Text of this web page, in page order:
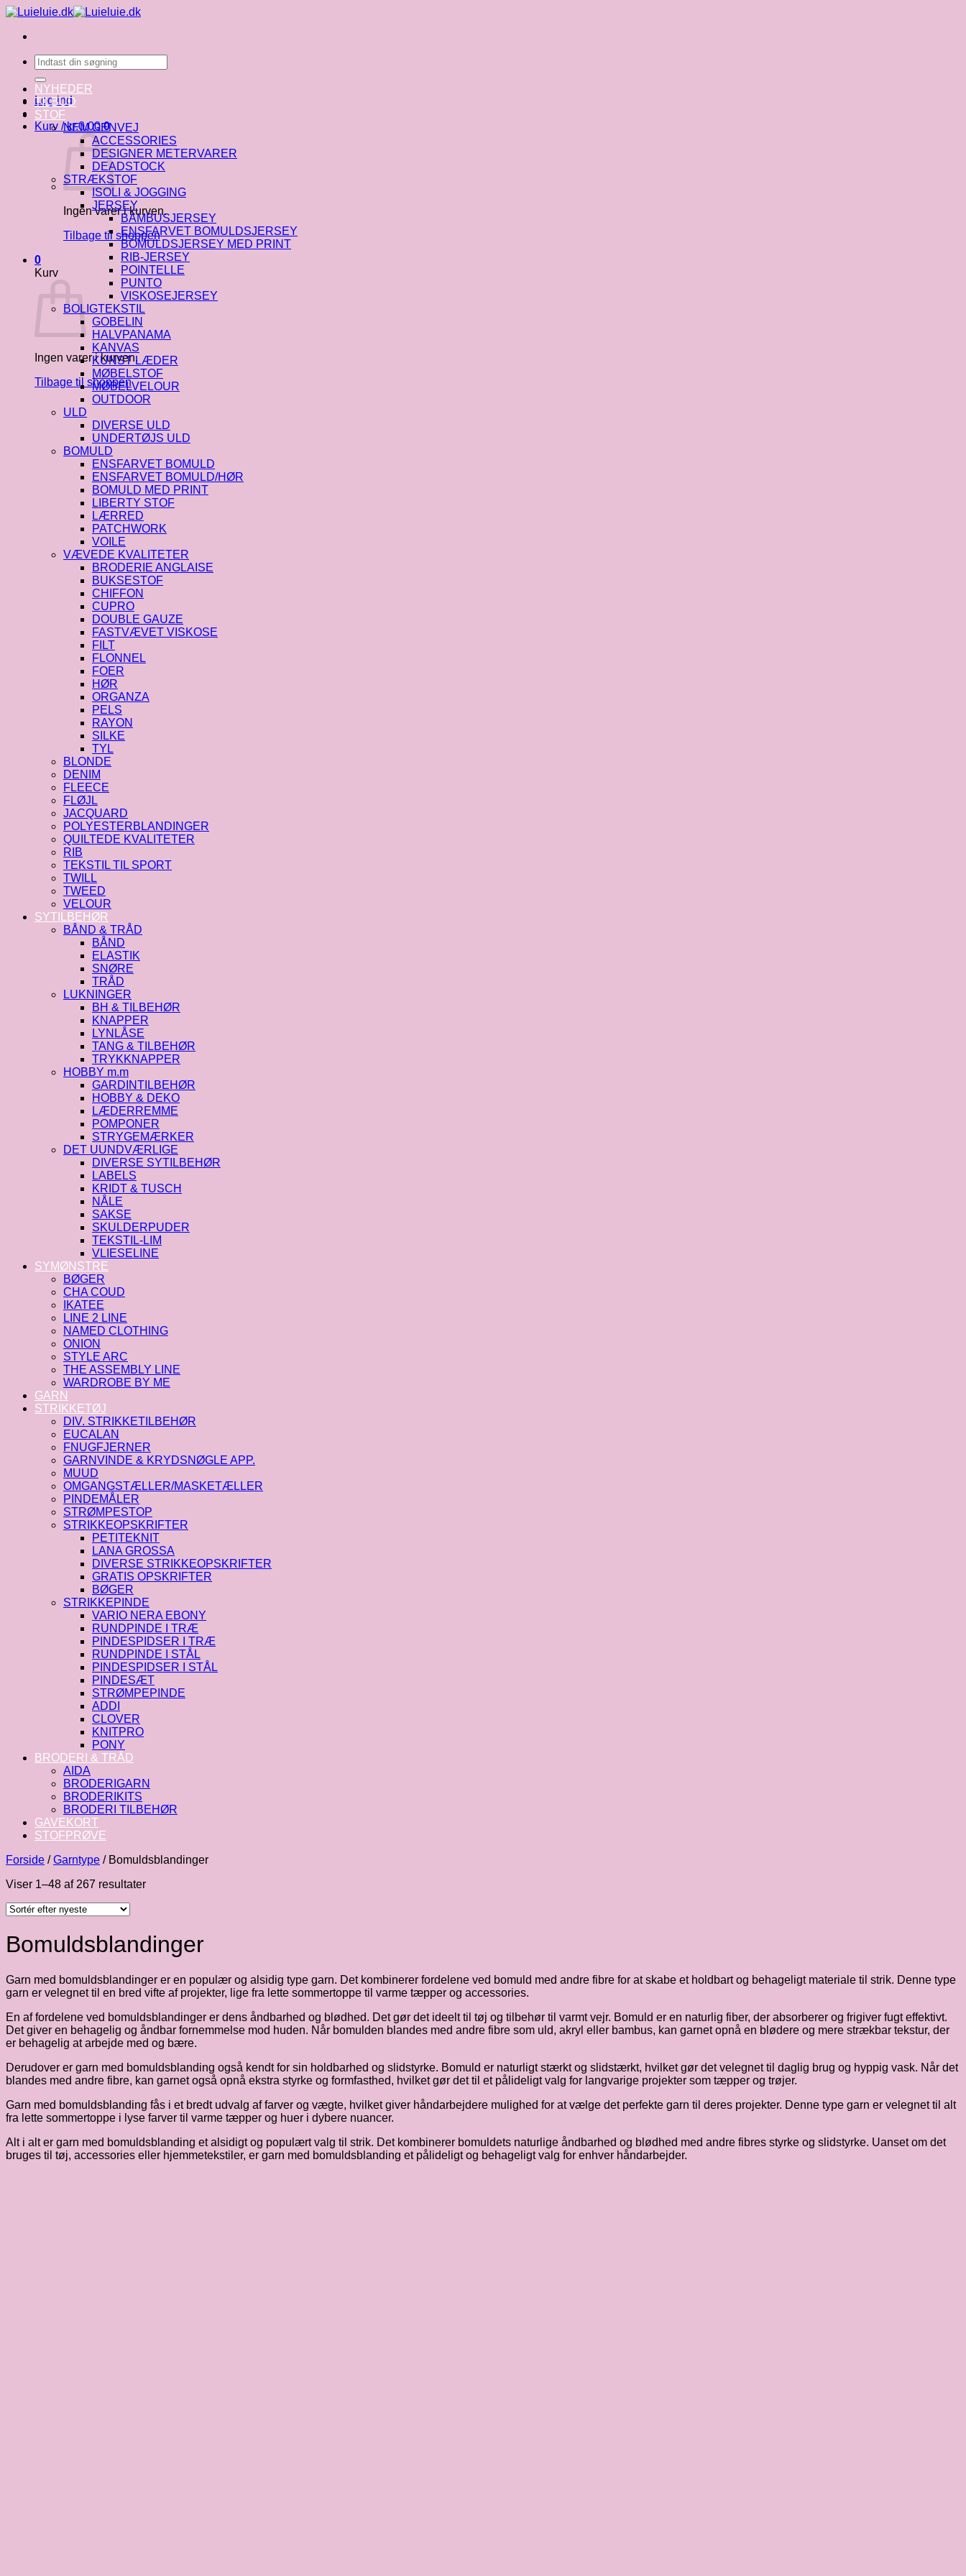
Fortsæt
indhold
Søg
efter:
Log ind
Kurv /kr.0.00 0
Ingen varer i kurven.
Tilbage til shoppen
0
Kurv
Ingen varer i kurven.
Tilbage til shoppen
NYHEDER
TILBUD
STOF
NEM GENVEJ
ACCESSORIES
DESIGNER METERVARER
DEADSTOCK
STRÆKSTOF
ISOLI & JOGGING
JERSEY
BAMBUSJERSEY
ENSFARVET BOMULDSJERSEY
BOMULDSJERSEY MED PRINT
RIB-JERSEY
POINTELLE
PUNTO
VISKOSEJERSEY
BOLIGTEKSTIL
GOBELIN
HALVPANAMA
KANVAS
KUNST LÆDER
MØBELSTOF
MØBELVELOUR
OUTDOOR
ULD
DIVERSE ULD
UNDERTØJS ULD
BOMULD
ENSFARVET BOMULD
ENSFARVET BOMULD/HØR
BOMULD MED PRINT
LIBERTY STOF
LÆRRED
PATCHWORK
VOILE
VÆVEDE KVALITETER
BRODERIE ANGLAISE
BUKSESTOF
CHIFFON
CUPRO
DOUBLE GAUZE
FASTVÆVET VISKOSE
FILT
FLONNEL
FOER
HØR
ORGANZA
PELS
RAYON
SILKE
TYL
BLONDE
DENIM
FLEECE
FLØJL
JACQUARD
POLYESTERBLANDINGER
QUILTEDE KVALITETER
RIB
TEKSTIL TIL SPORT
TWILL
TWEED
VELOUR
SYTILBEHØR
BÅND & TRÅD
BÅND
ELASTIK
SNØRE
TRÅD
LUKNINGER
BH & TILBEHØR
KNAPPER
LYNLÅSE
TANG & TILBEHØR
TRYKKNAPPER
HOBBY m.m
GARDINTILBEHØR
HOBBY & DEKO
LÆDERREMME
POMPONER
STRYGEMÆRKER
DET UUNDVÆRLIGE
DIVERSE SYTILBEHØR
LABELS
KRIDT & TUSCH
NÅLE
SAKSE
SKULDERPUDER
TEKSTIL-LIM
VLIESELINE
SYMØNSTRE
BØGER
CHA COUD
IKATEE
LINE 2 LINE
NAMED CLOTHING
ONION
STYLE ARC
THE ASSEMBLY LINE
WARDROBE BY ME
GARN
STRIKKETØJ
DIV. STRIKKETILBEHØR
EUCALAN
FNUGFJERNER
GARNVINDE & KRYDSNØGLE APP.
MUUD
OMGANGSTÆLLER/MASKETÆLLER
PINDEMÅLER
STRØMPESTOP
STRIKKEOPSKRIFTER
PETITEKNIT
LANA GROSSA
DIVERSE STRIKKEOPSKRIFTER
GRATIS OPSKRIFTER
BØGER
STRIKKEPINDE
VARIO NERA EBONY
RUNDPINDE I TRÆ
PINDESPIDSER I TRÆ
RUNDPINDE I STÅL
PINDESPIDSER I STÅL
PINDESÆT
STRØMPEPINDE
ADDI
CLOVER
KNITPRO
PONY
BRODERI & TRÅD
AIDA
BRODERIGARN
BRODERIKITS
BRODERI TILBEHØR
GAVEKORT
STOFPRØVE
Forside / Garntype /Bomuldsblandinger
Viser 1–48 af 267 resultaterSorteret
Bomuldsblandinger
Garn med bomuldsblandinger er en populær og alsidig type garn. Det kombinerer fordelene ved bomuld med andre fibre for at skabe et holdbart og behageligt materiale til strik. Denne type
garn er velegnet til en bred vifte af projekter, lige fra lette sommertoppe til varme tæpper og accessories.
En af fordelene ved bomuldsblandinger er dens åndbarhed og blødhed. Det gør det ideelt til tøj og tilbehør til varmt vejr. Bomuld er en naturlig fiber, der absorberer og frigiver fugt effektivt.
Det giver en behagelig og åndbar fornemmelse mod huden. Når bomulden blandes med andre fibre som uld, akryl eller bambus, kan garnet opnå en blødere og mere strækbar tekstur, der
er behagelig at arbejde med og bære.
Derudover er garn med bomuldsblanding også kendt for sin holdbarhed og slidstyrke. Bomuld er naturligt stærkt og slidstærkt, hvilket gør det velegnet til daglig brug og hyppig vask. Når det
blandes med andre fibre, kan garnet også opnå ekstra styrke og formfasthed, hvilket gør det til et pålideligt valg for langvarige projekter som tæpper og trøjer.
Garn med bomuldsblanding fås i et bredt udvalg af farver og vægte, hvilket giver håndarbejdere mulighed for at vælge det perfekte garn til deres projekter. Denne type garn er velegnet til alt
fra lette sommertoppe i lyse farver til varme tæpper og huer i dybere nuancer.
Alt i alt er garn med bomuldsblanding et alsidigt og populært valg til strik. Det kombinerer bomuldets naturlige åndbarhed og blødhed med andre fibres styrke og slidstyrke. Uanset om det
bruges til tøj, accessories eller hjemmetekstiler, er garn med bomuldsblanding et pålideligt og behageligt valg for enhver håndarbejder.